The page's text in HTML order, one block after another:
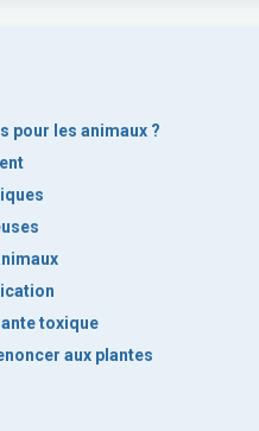
pour les animaux ?
toxique
aux plantes